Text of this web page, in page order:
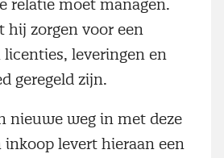
relatie moet managen.
hij zorgen voor een
leveringen en
geregeld zijn.
nieuwe weg in met deze
levert hieraan een